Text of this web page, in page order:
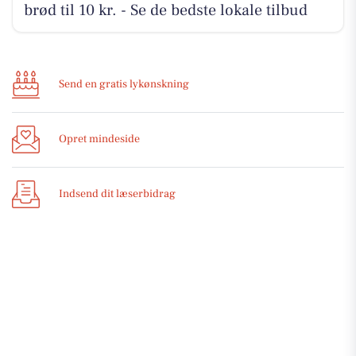
brød til 10 kr. - Se de bedste lokale tilbud
Send en gratis lykønskning
Opret mindeside
Indsend dit læserbidrag